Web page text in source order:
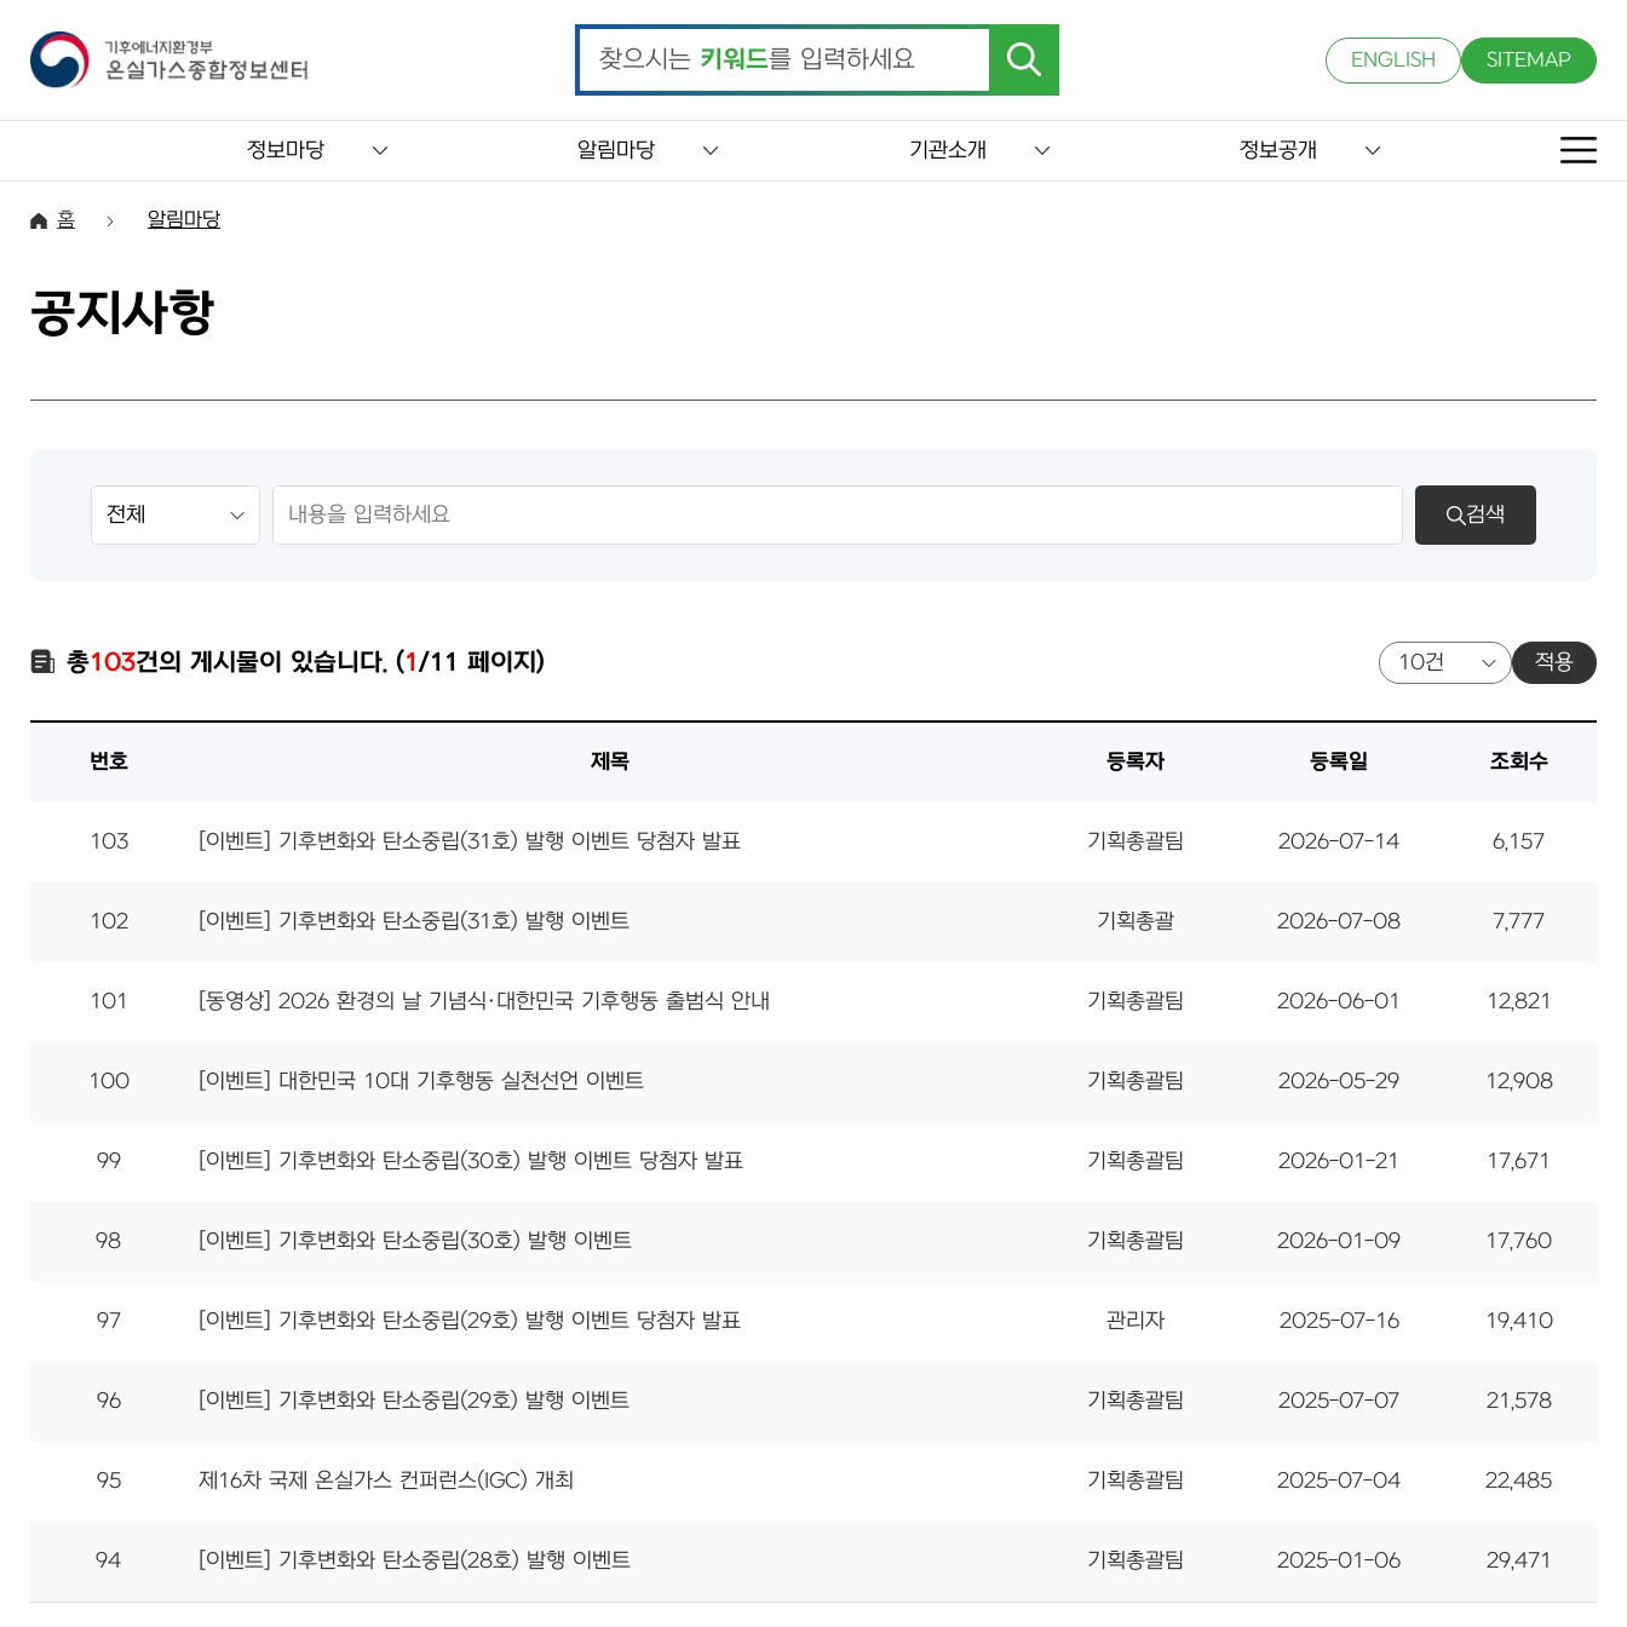
찾으시는 키워드를 입력하세요 ENGLISH SITEMAP
정보마당 알림마당 기관소개 정보공개
홈 알림마당
공지사항
검색
총103건의 게시물이 있습니다. (1/11 페이지) 적용
번호 제목 등록자 등록일 조회수
103 [이벤트] 기후변화와 탄소중립(31호) 발행 이벤트 당첨자 발표 기획총괄팀 2026-07-14 6,157
102 [이벤트] 기후변화와 탄소중립(31호) 발행 이벤트 기획총괄 2026-07-08 7,777
101 [동영상] 2026 환경의 날 기념식·대한민국 기후행동 출범식 안내 기획총괄팀 2026-06-01 12,821
100 [이벤트] 대한민국 10대 기후행동 실천선언 이벤트 기획총괄팀 2026-05-29 12,908
99 [이벤트] 기후변화와 탄소중립(30호) 발행 이벤트 당첨자 발표 기획총괄팀 2026-01-21 17,671
98 [이벤트] 기후변화와 탄소중립(30호) 발행 이벤트 기획총괄팀 2026-01-09 17,760
97 [이벤트] 기후변화와 탄소중립(29호) 발행 이벤트 당첨자 발표 관리자 2025-07-16 19,410
96 [이벤트] 기후변화와 탄소중립(29호) 발행 이벤트 기획총괄팀 2025-07-07 21,578
95 제16차 국제 온실가스 컨퍼런스(IGC) 개최 기획총괄팀 2025-07-04 22,485
94 [이벤트] 기후변화와 탄소중립(28호) 발행 이벤트 기획총괄팀 2025-01-06 29,471